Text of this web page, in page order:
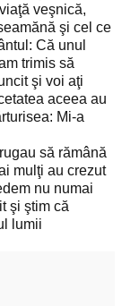
veşnică,
şi cel ce
Că unul
trimis să
şi voi aţi
aceea au
Mi-a
să rămână
mulţi au crezut
nu numai
şi ştim că
lumii